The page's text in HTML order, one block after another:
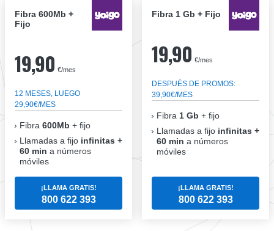
Fibra 600Mb +
Fijo
19,90 €/mes
12 MESES, LUEGO
29,90€/MES
Fibra 600Mb + fijo
Llamadas a fijo infinitas +
60 min a números
móviles
¡LLAMA GRATIS!
800 622 393
Fibra 1 Gb + Fijo
19,90 €/mes
DESPUÉS DE PROMOS:
39,90€/MES
Fibra 1 Gb + fijo
Llamadas a fijo infinitas +
60 min a números
móviles
¡LLAMA GRATIS!
800 622 393